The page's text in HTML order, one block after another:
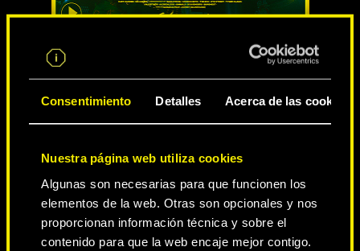
Consentimiento Detalles Acerca de las cookies
Nuestra página web utiliza cookies
Algunas son necesarias para que funcionen los
elementos de la web. Otras son opcionales y nos
proporcionan información técnica y sobre el
contenido para que la web encaje mejor contigo.